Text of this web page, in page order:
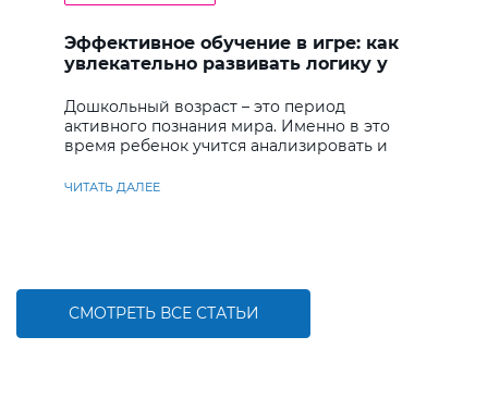
Эффективное обучение в игре: как
увлекательно развивать логику у
Дошкольный возраст – это период
активного познания мира. Именно в это
время ребенок учится анализировать и
ЧИТАТЬ ДАЛЕЕ
СМОТРЕТЬ ВСЕ СТАТЬИ